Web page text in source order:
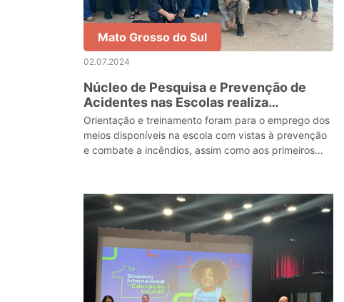
Mato Grosso do Sul
02.07.2024
Núcleo de Pesquisa e Prevenção de
Acidentes nas Escolas realiza
treinamento com servidores de unidade
da REE de Campo Grande
Orientação e treinamento foram para o emprego dos
meios disponíveis na escola com vistas à prevenção
e combate a incêndios, assim como aos primeiros